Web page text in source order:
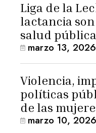
Liga de la
lactancia
salud
marzo 13, 2026
Violencia,
políticas
de las
marzo 10, 2026